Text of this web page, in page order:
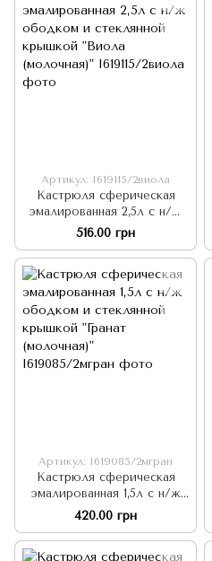
Артикул: I619115/2виола
Кастрюля сферическая
эмалированная 2,5л с н/ж
ободком и стеклянной
крышкой "Виола
(молочная)"
516.00 грн
Артикул: I619085/2мгран
Кастрюля сферическая
эмалированная 1,5л с н/ж
ободком и стеклянной
крышкой "Гранат
(молочная)"
420.00 грн